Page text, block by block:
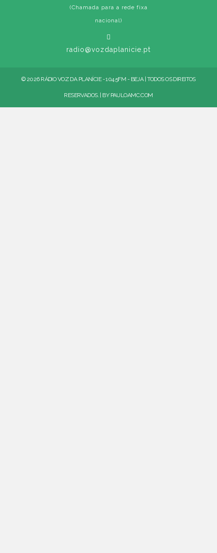
(Chamada para a rede fixa
nacional)
radio@vozdaplanicie.pt
© 2026 RÁDIO VOZ DA PLANÍCIE - 104.5FM - BEJA | TODOS OS DIREITOS
RESERVADOS. | BY PAULOAMC.COM